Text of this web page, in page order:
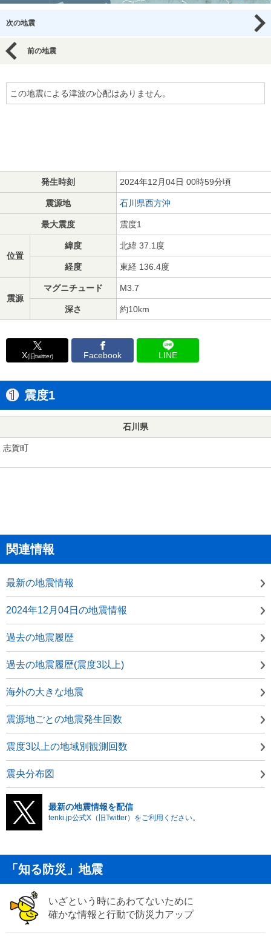
次の地震
前の地震
この地震による津波の心配はありません。
発生時刻 2024年12月04日 00時59分頃
震源地 石川県西方沖
最大震度 震度1
位置
緯度 北緯 37.1度
経度 東経 136.4度
震源
マグニチュード M3.7
深さ 約10km
X(旧twitter) Facebook LINE
震度1
石川県
志賀町
関連情報
最新の地震情報
2024年12月04日の地震情報
過去の地震履歴
過去の地震履歴(震度3以上)
海外の大きな地震
震源地ごとの地震発生回数
震度3以上の地域別観測回数
震央分布図
最新の地震情報を配信
tenki.jp公式X（旧Twitter）をご利用ください。
「知る防災」地震
いざという時にあわてないために
確かな情報と行動で防災力アップ